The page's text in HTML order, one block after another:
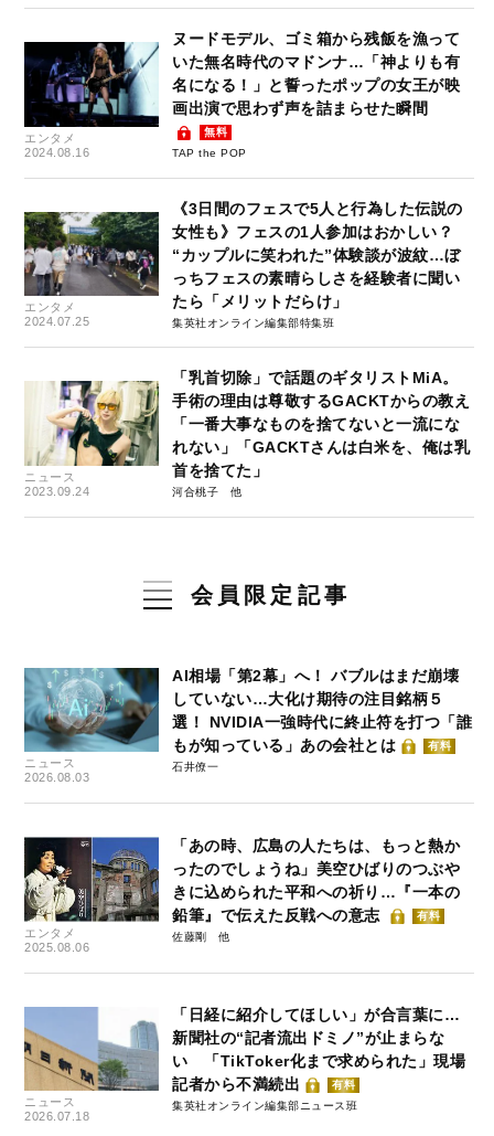
エンタメ
2024.08.16
ヌードモデル、ゴミ箱から残飯を漁って
いた無名時代のマドンナ…「神よりも有
名になる！」と誓ったポップの女王が映
画出演で思わず声を詰まらせた瞬間
無料
TAP the POP
エンタメ
2024.07.25
《3日間のフェスで5人と行為した伝説の
女性も》フェスの1人参加はおかしい？
“カップルに笑われた”体験談が波紋…ぼ
っちフェスの素晴らしさを経験者に聞い
たら「メリットだらけ」
集英社オンライン編集部特集班
ニュース
2023.09.24
「乳首切除」で話題のギタリストMiA。
手術の理由は尊敬するGACKTからの教え
「一番大事なものを捨てないと一流にな
れない」「GACKTさんは白米を、俺は乳
首を捨てた」
河合桃子
会員限定記事
ニュース
2026.08.03
AI相場「第2幕」へ！ バブルはまだ崩壊
していない…大化け期待の注目銘柄５
選！ NVIDIA一強時代に終止符を打つ「誰
もが知っている」あの会社とは
有料
石井僚一
エンタメ
2025.08.06
「あの時、広島の人たちは、もっと熱か
ったのでしょうね」美空ひばりのつぶや
きに込められた平和への祈り…『一本の
鉛筆』で伝えた反戦への意志
有料
佐藤剛
ニュース
2026.07.18
「日経に紹介してほしい」が合言葉に…
新聞社の“記者流出ドミノ”が止まらな
い 「TikToker化まで求められた」現場
記者から不満続出
有料
集英社オンライン編集部ニュース班